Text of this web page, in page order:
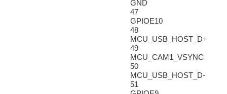
GND
47
GPIOE10
48
MCU_USB_HOST_D+
49
MCU_CAM1_VSYNC
50
MCU_USB_HOST_D-
51